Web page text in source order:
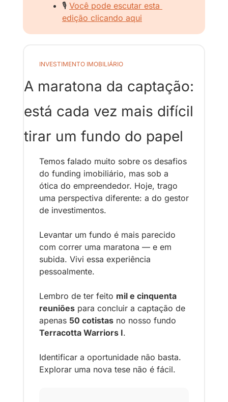
🎙️ Você pode escutar esta
edição clicando aqui
INVESTIMENTO IMOBILIÁRIO
A maratona da captação:
está cada vez mais difícil
tirar um fundo do papel
Temos falado muito sobre os desafios
do funding imobiliário, mas sob a
ótica do empreendedor. Hoje, trago
uma perspectiva diferente: a do gestor
de investimentos.
Levantar um fundo é mais parecido
com correr uma maratona — e em
subida. Vivi essa experiência
pessoalmente.
Lembro de ter feito mil e cinquenta
reuniões para concluir a captação de
apenas 50 cotistas
Terracotta Warriors I.
Identificar a oportunidade não basta.
Explorar uma nova tese não é fácil.